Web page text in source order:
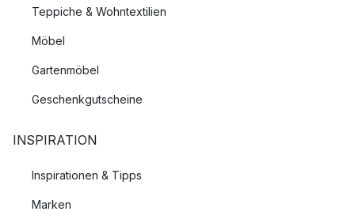
Teppiche & Wohntextilien
Möbel
Gartenmöbel
Geschenkgutscheine
INSPIRATION
Inspirationen & Tipps
Marken